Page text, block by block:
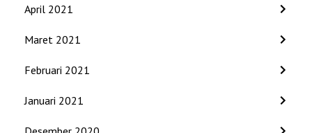
April 2021
Maret 2021
Februari 2021
Januari 2021